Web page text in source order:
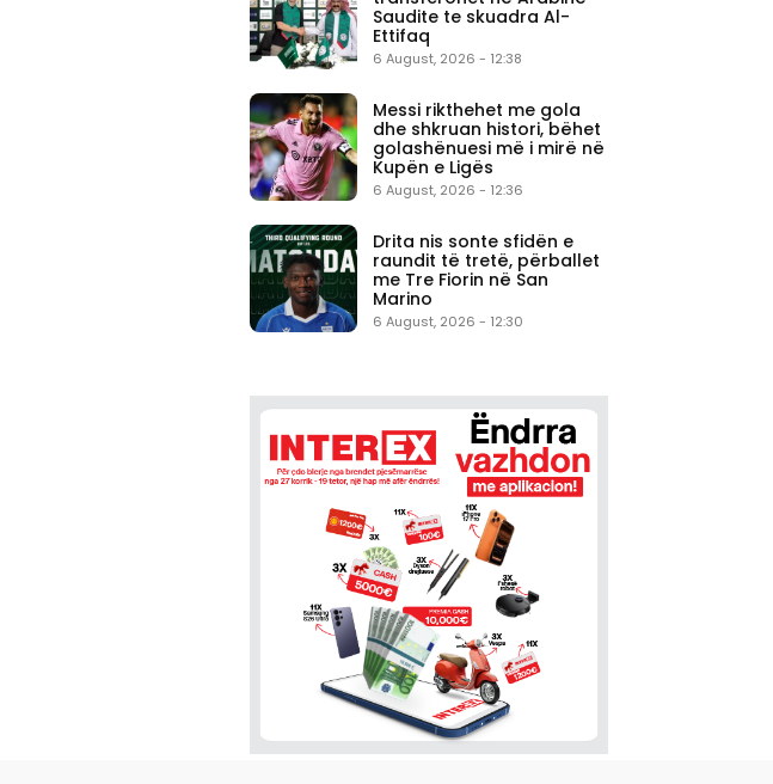
Saudite te skuadra Al-
Ettifaq
6 August, 2026 - 12:38
Messi rikthehet me gola
dhe shkruan histori, bëhet
golashënuesi më i mirë në
Kupën e Ligës
6 August, 2026 - 12:36
Drita nis sonte sfidën e
raundit të tretë, përballet
me Tre Fiorin në San
Marino
6 August, 2026 - 12:30